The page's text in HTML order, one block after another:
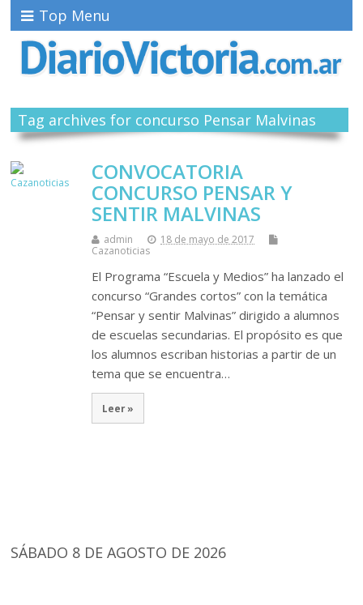
Top Menu
Tag archives for concurso Pensar Malvinas
CONVOCATORIA
CONCURSO PENSAR Y
SENTIR MALVINAS
admin
18 de mayo de 2017
Cazanoticias
El Programa “Escuela y Medios” ha lanzado el
concurso “Grandes cortos” con la temática
“Pensar y sentir Malvinas” dirigido a alumnos
de escuelas secundarias. El propósito es que
los alumnos escriban historias a partir de un
tema que se encuentra…
Leer »
SÁBADO 8 DE AGOSTO DE 2026